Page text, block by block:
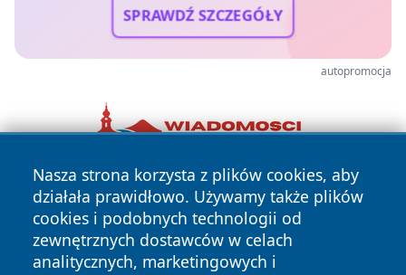
SPRAWDŹ SZCZEGÓŁY
autopromocja
Nasza strona korzysta z plików cookies, aby
działała prawidłowo. Używamy także plików
cookies i podobnych technologii od
zewnętrznych dostawców w celach
analitycznych, marketingowych i